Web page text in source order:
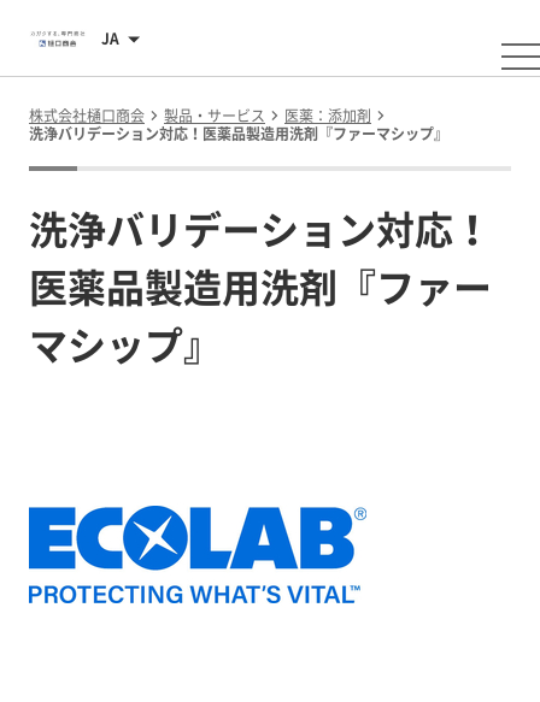
JA
株式会社樋口商会 製品・サービス
医薬：添加剤
洗浄バリデーション対応！医薬品製造用洗剤『ファーマシップ』
洗浄バリデーション対応！
医薬品製造用洗剤『ファー
マシップ』